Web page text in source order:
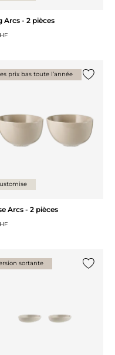
Arcs - 2 pièces
prix bas toute l’année
Arcs - 2 pièces
sortante